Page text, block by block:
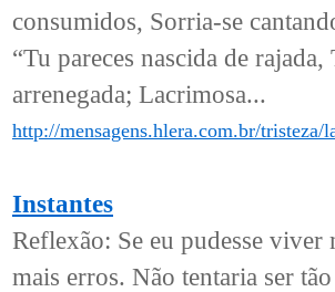
consumidos, Sorria-se
“Tu pareces nascida de
arrenegada; Lacrimosa...
http://mensagens.hlera.com.br/tristeza/
Instantes
Reflexão: Se eu pudesse
mais erros. Não tentaria ser